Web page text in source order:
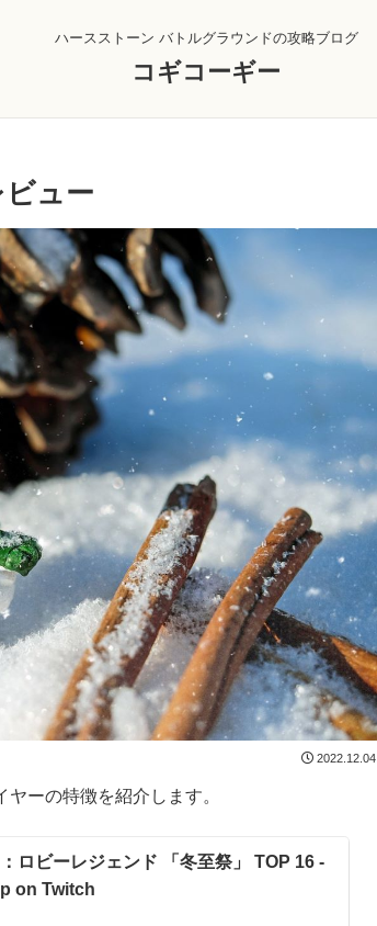
ハースストーン バトルグラウンドの攻略ブログ
コギコーギー
ュー
2022.12.04
ーの特徴を紹介します。
ロビーレジェンド 「冬至祭」 TOP 16 -
on Twitch